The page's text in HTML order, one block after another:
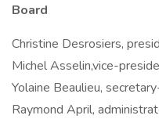
Board
Christine Desrosiers,
Michel Asselin,vice-
Yolaine Beaulieu,
Raymond April,